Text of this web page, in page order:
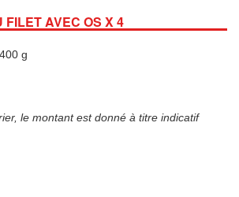
FILET AVEC OS X 4
400 g
le montant est donné à titre indicatif